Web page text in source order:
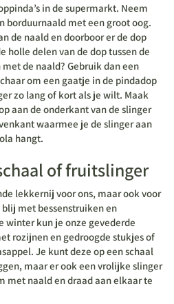
in de supermarkt. Neem
borduurnaald met een groot oog.
de naald en doorboor er de dop
holle delen van de dop tussen de
de naald? Gebruik dan een
om een gaatje in de pindadop
zo lang of kort als je wilt. Maak
aan de onderkant van de slinger
waarmee je de slinger aan
hangt.
of fruitslinger
lekkernij voor ons, maar ook voor
met bessenstruiken en
winter kun je onze gevederde
rozijnen en gedroogde stukjes of
Je kunt deze op een schaal
maar er ook een vrolijke slinger
met naald en draad aan elkaar te